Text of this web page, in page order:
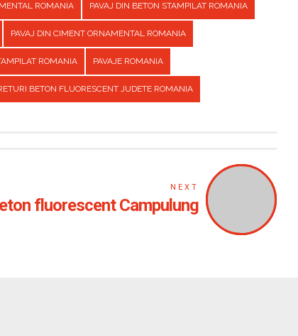
ROMANIA PAVAJ DIN BETON STAMPILAT ROMANIA
PAVAJ DIN CIMENT ORNAMENTAL ROMANIA
ROMANIA PAVAJE ROMANIA
BETON FLUORESCENT JUDETE ROMANIA
NEXT
fluorescent Campulung